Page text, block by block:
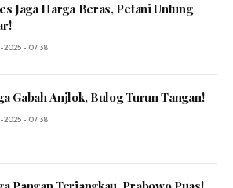
Jaga Harga Beras, Petani Untung
- 07.38
Gabah Anjlok, Bulog Turun Tangan!
- 07.38